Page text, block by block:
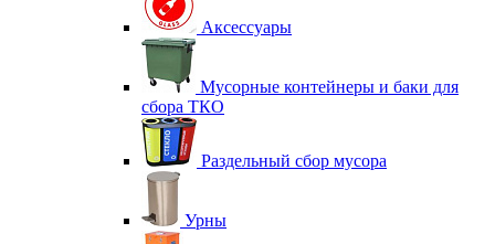
Аксессуары
Мусорные контейнеры и баки для
сбора ТКО
Раздельный сбор мусора
Урны